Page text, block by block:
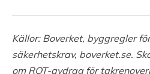
Källor: Boverket, byggregler
säkerhetskrav, boverket.se.
om ROT-avdrag för